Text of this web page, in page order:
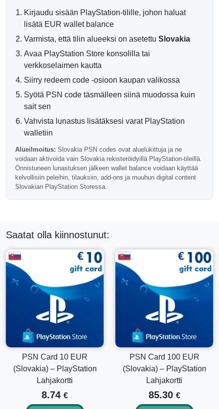
PlayStation Plus -jäsenyydet ja uusinnat
DLC-kokoelmat, laajennukset ja kausikortit
DIGITAALINEN TOIMITUS OSTON
JÄLKEEN
Kun maksuvahvistus on onnistunut, PlayStation-
lompakkokoodisi toimitetaan sähköisesti sähköpostiisi.
Suurin osa tilauksista käsitellään automaattisesti ja ne
voidaan yleensä lunastaa pian oston jälkeen.
Slovakia-alueen Yhteensopivuus
PlayStation-tileillä, jotka on rekisteröity Slovakiassa.
Slovakialaiset PlayStation-koodit ovat alueellisesti lukittuja
eivätkä niitä voi aktivoida muiden maiden tileillä. Vahvista
tilisi alue ennen tilauksen viimeistelyä.
Tämä nimellisarvo on hyödyllinen aktiivisille PlayStation-
käyttäjille, jotka haluavat pitää tarpeeksi lompakko-saldoa
suurempia ostoksia, tulevia julkaisuja, tilauksia ja
kausitarjouksia varten PlayStation Storessa.
Usein Kysytyt Kysymykset
Voiko tätä korttia käyttää useisiin peleihin?
Kyllä, lompakkorahaa voidaan käyttää useisiin kelvollisiin
ostoihin, mukaan lukien pelit, DLC:t, tilaukset ja lisäosat.
Toimitetaanko tämä koodi sähköpostilla?
Kyllä, tämä on digitaalinen PlayStation lompakkokoodi, joka
toimitetaan sähköisesti maksuvahvistuksen jälkeen.
Kirjaudu sisään PlayStation-tilille, johon haluat
lisätä EUR wallet balance
Varmista, että tilin alueeksi on asetettu Slovakia
Avaa PlayStation Store konsolilla tai
verkkoselaimen kautta
Siirry redeem code -osioon kaupan valikossa
Syötä PSN code täsmälleen siinä muodossa kuin
sait sen
Vahvista lunastus lisätäksesi varat PlayStation
walletiin
Alueilmoitus: Slovakia PSN codes ovat aluelukittuja ja ne
voidaan aktivoida vain Slovakia rekisteröidyillä PlayStation-tileillä.
Onnistuneen lunastuksen jälkeen wallet balance voidaan käyttää
kelvollisiin peleihin, tilauksiin, add-ons ja muuhun digital content
Slovakian PlayStation Storessa.
Saatat olla kiinnostunut:
PSN Card 10 EUR
(Slovakia) – PlayStation
Lahjakortti
8.74 €
PSN Card 100 EUR
(Slovakia) – PlayStation
Lahjakortti
85.30 €